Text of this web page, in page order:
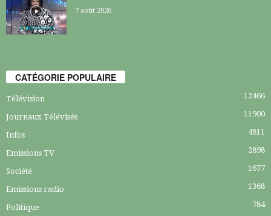
7 août 2026
CATÉGORIE POPULAIRE
Télévision 12466
Journaux Télévisés 11900
Infos 4811
Emissions TV 2898
Société 1677
Emissions radio 1368
Politique 784